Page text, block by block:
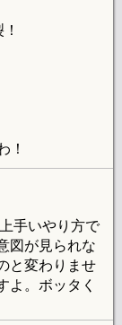
！
手いやり方で
図が見られな
と変わりませ
よ。ボッタく